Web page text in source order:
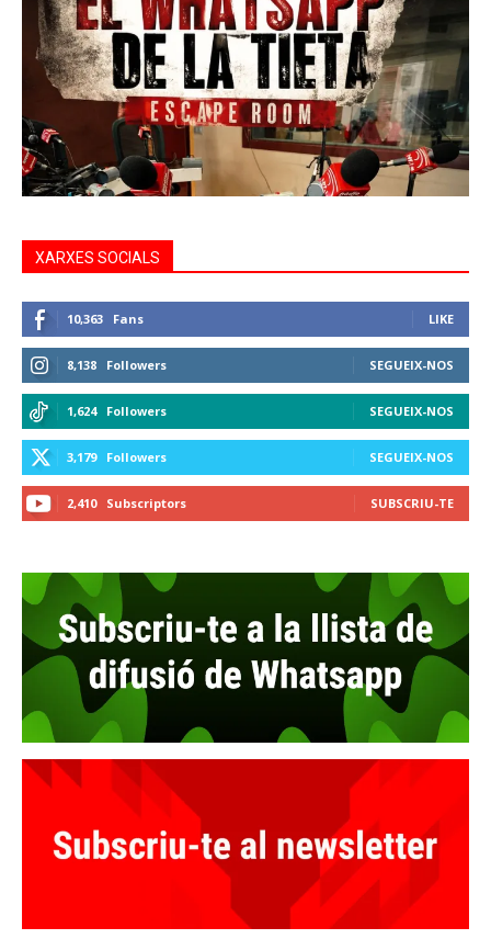
XARXES SOCIALS
10,363 Fans LIKE
8,138 Followers SEGUEIX-NOS
1,624 Followers SEGUEIX-NOS
3,179 Followers SEGUEIX-NOS
2,410 Subscriptors SUBSCRIU-TE